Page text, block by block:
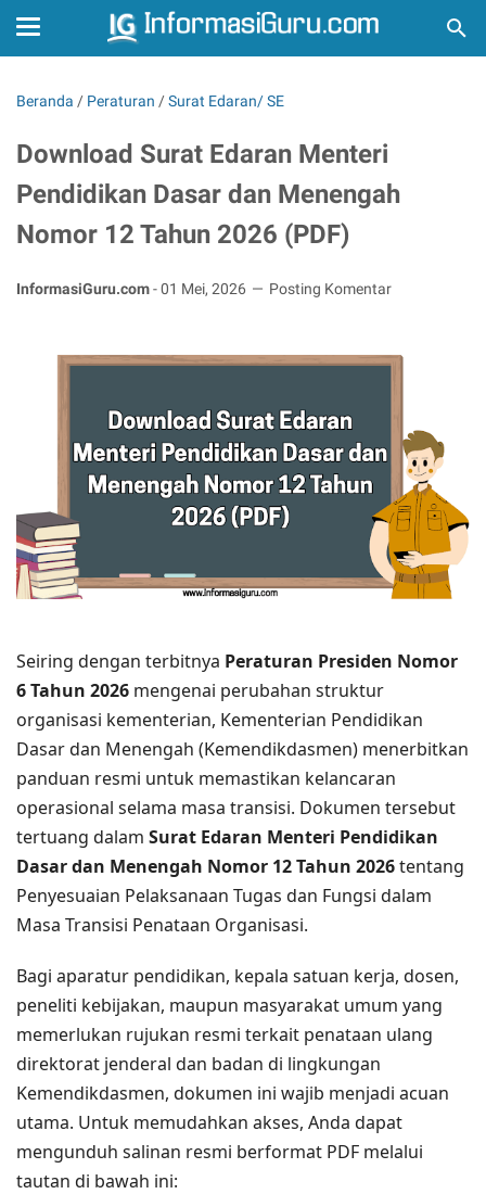
Beranda / Peraturan /Surat Edaran/ SE
Download Surat Edaran Menteri
Pendidikan Dasar dan Menengah
Nomor 12 Tahun 2026 (PDF)
InformasiGuru.com-01 Mei, 2026 Posting Komentar
Seiring dengan terbitnya Peraturan Presiden Nomor
6 Tahun 2026 mengenai perubahan struktur
organisasi kementerian, Kementerian Pendidikan
Dasar dan Menengah (Kemendikdasmen) menerbitkan
panduan resmi untuk memastikan kelancaran
operasional selama masa transisi. Dokumen tersebut
tertuang dalam Surat Edaran Menteri Pendidikan
Dasar dan Menengah Nomor 12 Tahun 2026tentang
Penyesuaian Pelaksanaan Tugas dan Fungsi dalam
Masa Transisi Penataan Organisasi.
Bagi aparatur pendidikan, kepala satuan kerja, dosen,
peneliti kebijakan, maupun masyarakat umum yang
memerlukan rujukan resmi terkait penataan ulang
direktorat jenderal dan badan di lingkungan
Kemendikdasmen, dokumen ini wajib menjadi acuan
utama. Untuk memudahkan akses, Anda dapat
mengunduh salinan resmi berformat PDF melalui
tautan di bawah ini: